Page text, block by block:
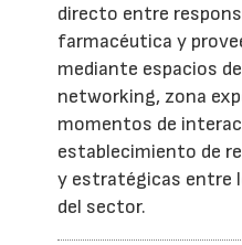
directo entre
farmacéutica y
mediante espacios
networking, zona
momentos de
establecimiento de
y estratégicas entre
del sector.